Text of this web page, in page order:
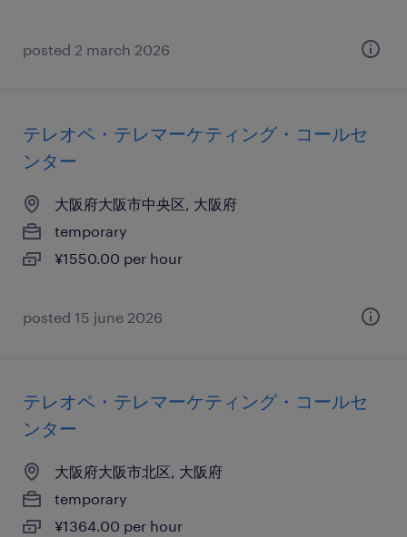
posted 2 march 2026
テレオペ・テレマーケティング・コールセ
ンター
大阪府大阪市中央区, 大阪府
temporary
¥1550.00 per hour
posted 15 june 2026
テレオペ・テレマーケティング・コールセ
ンター
大阪府大阪市北区, 大阪府
temporary
¥1364.00 per hour